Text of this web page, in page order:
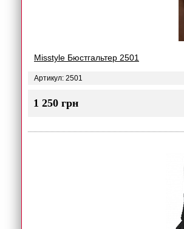
Misstyle Бюстгальтер 2501
Артикул: 2501
1 250 грн